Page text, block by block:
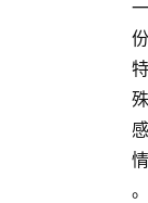
一
份
特
殊
感
情
。